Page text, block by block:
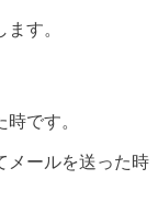
す。
です。
メールを送った時